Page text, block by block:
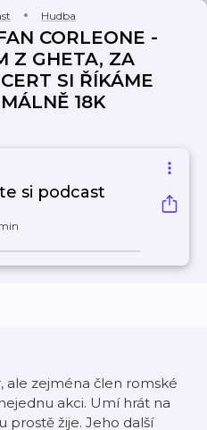
Hudba
CORLEONE -
Z GHETA, ZA
SI ŘÍKÁME
18K
si podcast
ale zejména člen romské
akci. Umí hrát na
prostě žije. Jeho další